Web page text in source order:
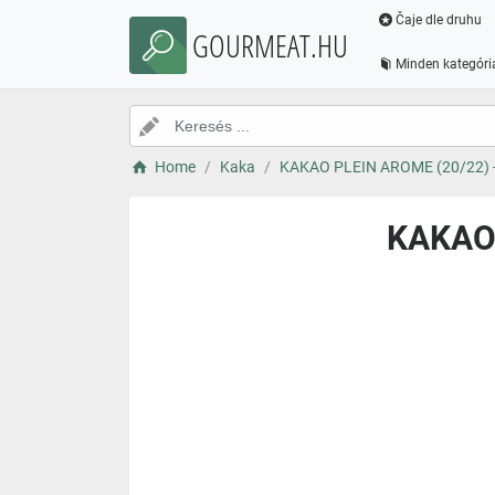
GOURMEAT.HU
Čaje dle druhu
Minden
Home Kaka KAKAO PLEIN AROME (20/22)